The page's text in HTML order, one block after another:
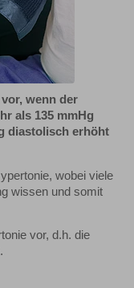
wenn der
als 135 mmHg
diastolisch erhöht
wobei viele
wissen und somit
vor, d.h. die